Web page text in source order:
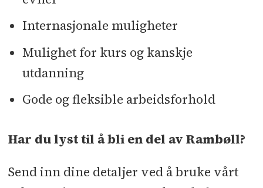
Internasjonale muligheter
Mulighet for kurs og kanskje
utdanning
Gode og fleksible arbeidsforhold
Har du lyst til å bli en del av Rambøll?
Send inn dine detaljer ved å bruke vårt